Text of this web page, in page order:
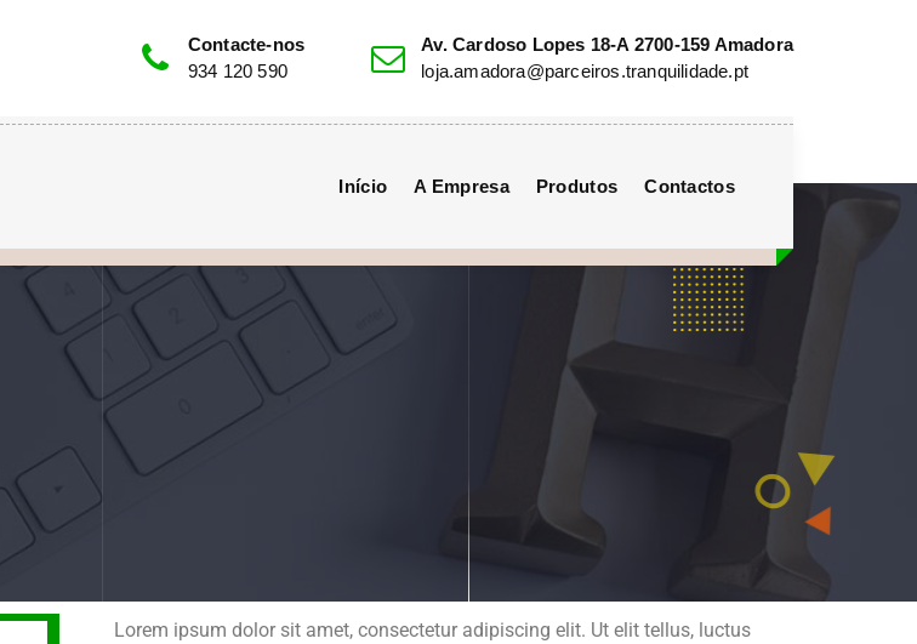
Contacte-nos
934 120 590
Av. Cardoso Lopes 18-A 2700-159 Amadora
loja.amadora@parceiros.tranquilidade.pt
Início A Empresa Produtos Contactos
Lorem ipsum dolor sit amet, consectetur adipiscing elit. Ut elit tellus, luctus